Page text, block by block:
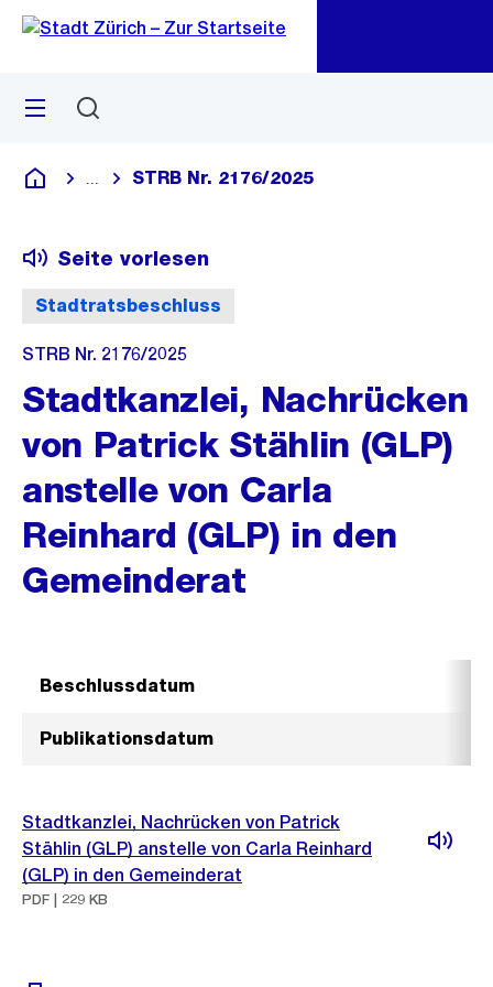
Navigation
Sprunglink
Menü
Deutsch
Blende alle Breadcrumbs ein
STRB Nr. 2176/2025
Stadtratsbeschluss
Seite vorlesen
STRB Nr. 2176/2025
Stadtkanzlei, Nachrücken
von Patrick Stählin (GLP)
anstelle von Carla
Reinhard (GLP) in den
Gemeinderat
Beschlussdatum
Publikationsdatum
Stadtkanzlei, Nachrücken von Patrick
Stählin (GLP) anstelle von Carla Reinhard
(GLP) in den Gemeinderat
PDF | 229 KB